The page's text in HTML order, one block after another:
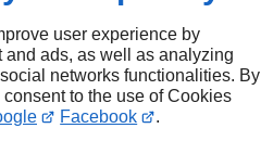
user experience by
and ads, as well as analyzing
networks functionalities. By
to the use of Cookies
Facebook .